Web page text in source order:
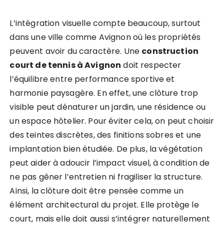
L’intégration visuelle compte beaucoup, surtout
dans une ville comme Avignon où les propriétés
peuvent avoir du caractère. Une construction
court de tennis à Avignon doit respecter
l’équilibre entre performance sportive et
harmonie paysagère. En effet, une clôture trop
visible peut dénaturer un jardin, une résidence ou
un espace hôtelier. Pour éviter cela, on peut choisir
des teintes discrètes, des finitions sobres et une
implantation bien étudiée. De plus, la végétation
peut aider à adoucir l’impact visuel, à condition de
ne pas gêner l’entretien ni fragiliser la structure.
Ainsi, la clôture doit être pensée comme un
élément architectural du projet. Elle protège le
court, mais elle doit aussi s’intégrer naturellement